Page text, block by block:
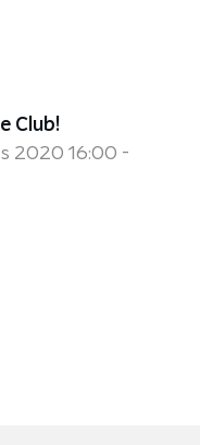
Club!
2020 16:00 -